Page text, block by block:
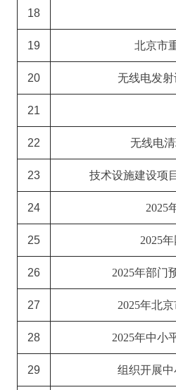
18
19 北京市
20 无线电发
21
22 无线电
23 技术设施建设项
24 2025
25 2025
26 2025年部门
27 2025年北
28 2025年中小
29 组织开展